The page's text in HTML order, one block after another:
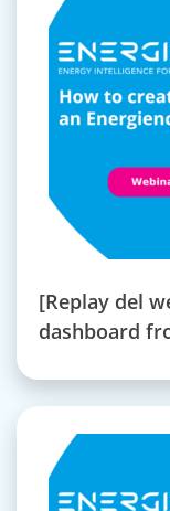
[Replay del
dashboard